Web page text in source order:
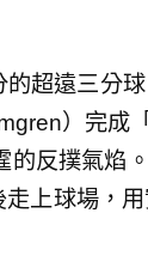
超遠三分
）完成
的反撲氣焰
上球場，